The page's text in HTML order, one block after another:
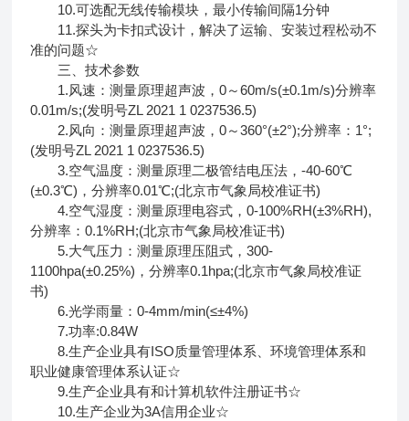
10.可选配无线传输模块，最小传输间隔1分钟
11.探头为卡扣式设计，解决了运输、安装过程松动不
准的问题☆
三、技术参数
1.风速：测量原理超声波，0～60m/s(±0.1m/s)分辨率
0.01m/s;(发明号ZL 2021 1 0237536.5)
2.风向：测量原理超声波，0～360°(±2°);分辨率：1°;
(发明号ZL 2021 1 0237536.5)
3.空气温度：测量原理二极管结电压法，-40-60℃
(±0.3℃)，分辨率0.01℃;(北京市气象局校准证书)
4.空气湿度：测量原理电容式，0-100%RH(±3%RH),
分辨率：0.1%RH;(北京市气象局校准证书)
5.大气压力：测量原理压阻式，300-
1100hpa(±0.25%)，分辨率0.1hpa;(北京市气象局校准证
书)
6.光学雨量：0-4mm/min(≤±4%)
7.功率:0.84W
8.生产企业具有ISO质量管理体系、环境管理体系和
职业健康管理体系认证☆
9.生产企业具有和计算机软件注册证书☆
10.生产企业为3A信用企业☆